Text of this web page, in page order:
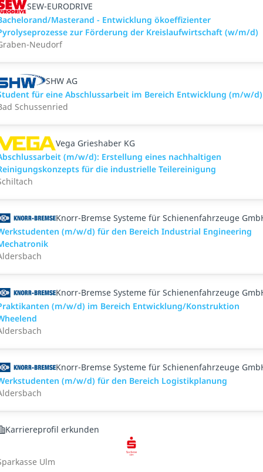
SEW-EURODRIVE
Masterand - Entwicklung ökoeffizienter
zur Förderung der Kreislaufwirtschaft (w/m/d)
Neudorf
SHW AG
für eine Abschlussarbeit im Bereich Entwicklung (m/w/d)
Schussenried
Vega Grieshaber KG
(m/w/d): Erstellung eines nachhaltigen
für die industrielle Teilereinigung
Knorr-Bremse Systeme für Schienenfahrzeuge
(m/w/d) für den Bereich Industrial Engineering
Knorr-Bremse Systeme für Schienenfahrzeuge
(m/w/d) im Bereich Entwicklung/Konstruktion
Knorr-Bremse Systeme für Schienenfahrzeuge
(m/w/d) für den Bereich Logistikplanung
Karriereprofil erkunden
Ulm